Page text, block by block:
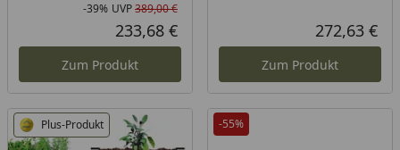
Rabatt in Prozent
-39%
Ursprünglicher Preis
UVP389,00 €
Aktueller Preis
233,68 €
Zum Produkt
272,63 €
Zum Produkt
Plus-Produkt -55%